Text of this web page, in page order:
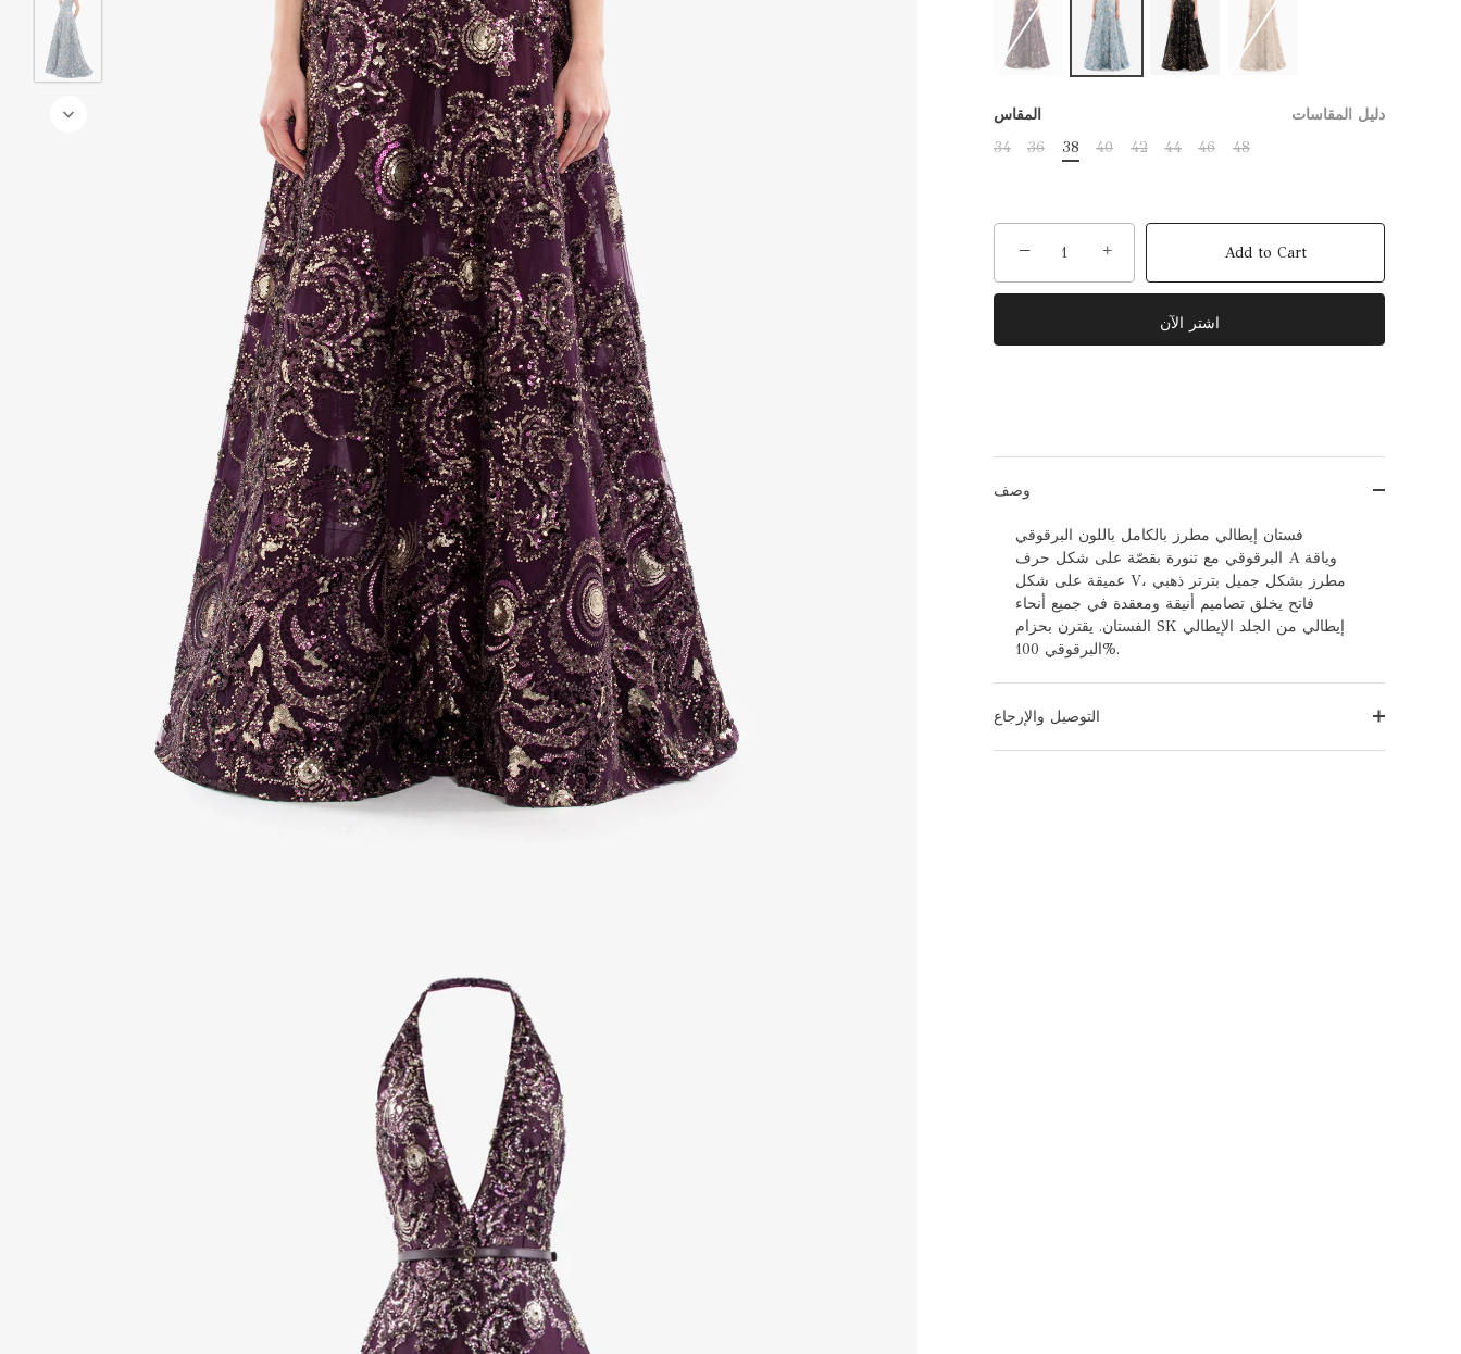
برقوق إيطالي أزرق ثلجي
المقاس
دليل المقاسات
34
36 38 40 42 44 46 48
− + Add to Cart
اشتر الآن
وصف
فستان إيطالي مطرز بالكامل باللون البرقوقي
البرقوقي مع تنورة بقصّة على شكل حرف A وياقة
عميقة على شكل V، مطرز بشكل جميل بترتر ذهبي
فاتح يخلق تصاميم أنيقة ومعقدة في جميع أنحاء
الفستان. يقترن بحزام SK إيطالي من الجلد الإيطالي
البرقوقي 100%.
التوصيل والإرجاع